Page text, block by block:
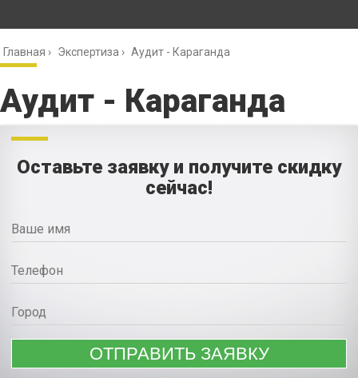
Главная › Экспертиза › Аудит - Караганда
Аудит - Караганда
Оставьте заявку и получите скидку
сейчас!